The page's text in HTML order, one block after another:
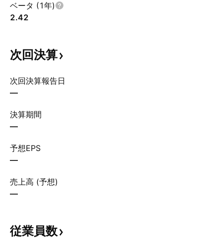
ベータ (1年)
2.42
次回決算
次回決算報告日
—
決算期間
—
予想EPS
—
売上高 (予想)
—
従業員数